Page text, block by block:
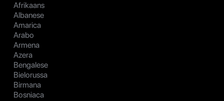
Afrikaans
Albanese
Amarica
Arabo
Armena
Azera
Bengalese
Bielorussa
Birmana
Bosniaca